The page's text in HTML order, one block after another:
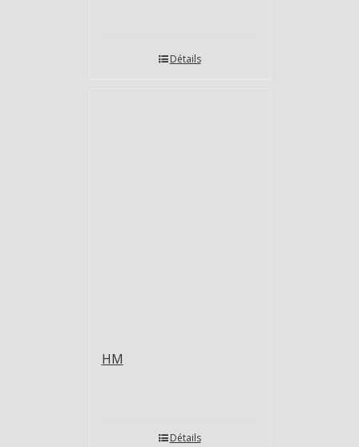
Détails
HM
Détails